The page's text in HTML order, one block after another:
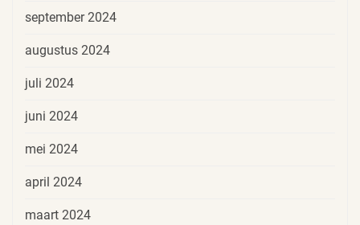
september 2024
augustus 2024
juli 2024
juni 2024
mei 2024
april 2024
maart 2024